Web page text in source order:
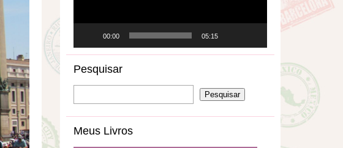
00:00 05:15
Pesquisar
Meus Livros